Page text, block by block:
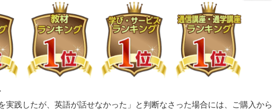
実践したが、英語が話せなかった」と判断なさった場合には、ご購入から